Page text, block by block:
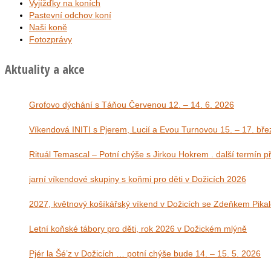
Vyjížďky na koních
Pastevní odchov koní
Naši koně
Fotozprávy
Aktuality a akce
Grofovo dýchání s Táňou Červenou 12. – 14. 6. 2026
Víkendová INITI s Pjerem, Lucií a Evou
Rituál Temascal – Potní chýše s Jirkou Hokrem . další termín
jarní víkendové skupiny s koňmi pro děti v Dožicích 2026
2027, květnový košíkářský víkend v Dožicích se Zdeňkem
Letní koňské tábory pro děti, rok 2026 v Dožickém mlýně
Pjér la Šé’z v Dožicích … potní chýše bude 14. – 15. 5. 2026